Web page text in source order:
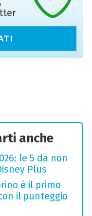
anche
le 5 da non
Plus
è il primo
il punteggio